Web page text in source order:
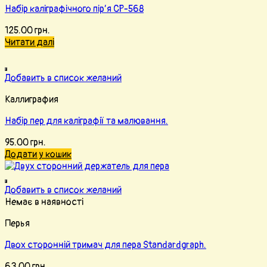
Набір каліграфічного пір’я СР-568
125.00грн.
Читати далі
Добавить в список желаний
Каллиграфия
Набір пер для каліграфії та малювання.
95.00грн.
Додати у кошик
Добавить в список желаний
Немає в наявності
Перья
Двох сторонній тримач для пера Standardgraph.